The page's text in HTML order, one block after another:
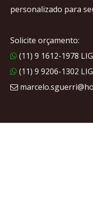
personalizado para
Solicite orçamento:
(11) 9 1612-1978
(11) 9 9206-1302